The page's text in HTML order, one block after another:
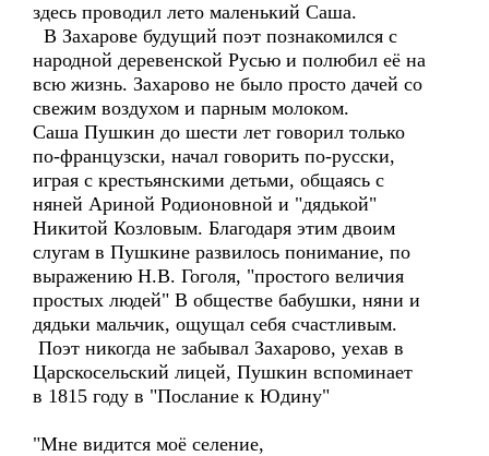
здесь проводил лето маленький Саша.
В Захарове будущий поэт познакомился с
народной деревенской Русью и полюбил её на
всю жизнь. Захарово не было просто дачей со
свежим воздухом и парным молоком.
Саша Пушкин до шести лет говорил только
по-французски, начал говорить по-русски,
играя с крестьянскими детьми, общаясь с
няней Ариной Родионовной и "дядькой"
Никитой Козловым. Благодаря этим двоим
слугам в Пушкине развилось понимание, по
выражению Н.В. Гоголя, "простого величия
простых людей" В обществе бабушки, няни и
дядьки мальчик, ощущал себя счастливым.
Поэт никогда не забывал Захарово, уехав в
Царскосельский лицей, Пушкин вспоминает
в 1815 году в "Послание к Юдину"
"Мне видится моё селение,